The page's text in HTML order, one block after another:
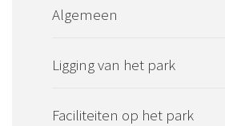
Algemeen
Ligging van het park
Faciliteiten op het park